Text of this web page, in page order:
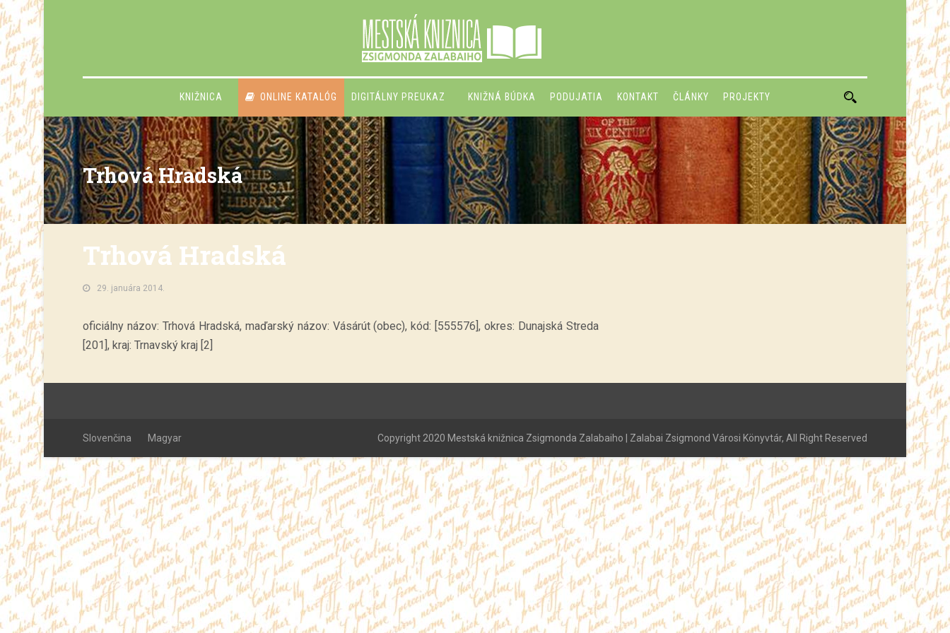
KNIŽNICA ONLINE KATALÓG DIGITÁLNY PREUKAZ KNIŽNÁ BÚDKA PODUJATIA KONTAKT ČLÁNKY PROJEKTY
Trhová Hradská
Trhová Hradská
29. januára 2014.
oficiálny názov: Trhová Hradská, maďarský názov: Vásárút (obec), kód: [555576], okres: Dunajská Streda
[201], kraj: Trnavský kraj [2]
Slovenčina Magyar Copyright 2020 Mestská knižnica Zsigmonda Zalabaiho | Zalabai Zsigmond Városi Könyvtár, All Right Reserved